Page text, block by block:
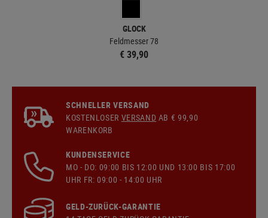
GLOCK
Feldmesser 78
€ 39,90
SCHNELLER VERSAND
KOSTENLOSER VERSAND AB € 99,90
WARENKORB
KUNDENSERVICE
MO - DO: 09:00 BIS 12:00 UND 13:00 BIS 17:00
UHR FR: 09:00 - 14:00 UHR
GELD-ZURÜCK-GARANTIE